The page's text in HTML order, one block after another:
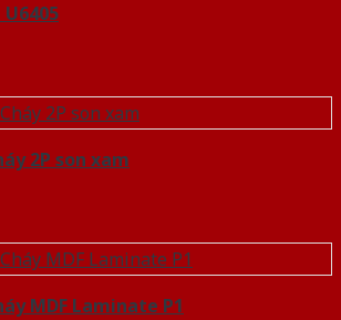
U6405
2P son xam
MDF Laminate P1